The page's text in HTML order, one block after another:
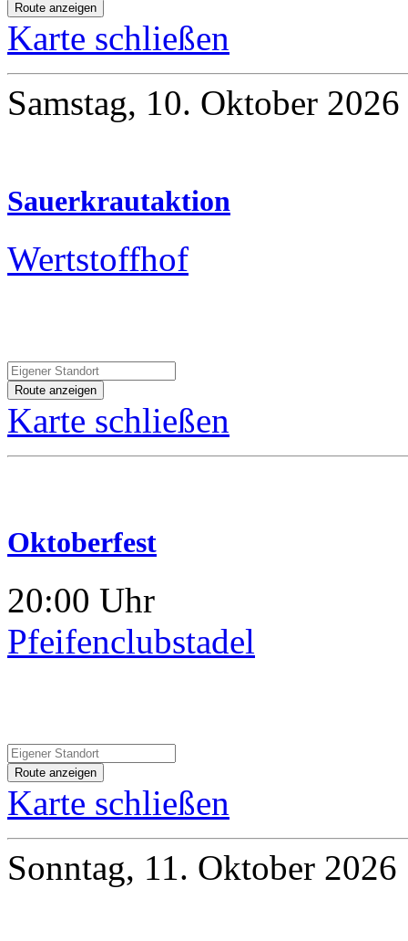
Karte schließen
Samstag, 10. Oktober 2026
Sauerkrautaktion
Wertstoffhof
Karte schließen
Oktoberfest
20:00 Uhr
Pfeifenclubstadel
Karte schließen
Sonntag, 11. Oktober 2026